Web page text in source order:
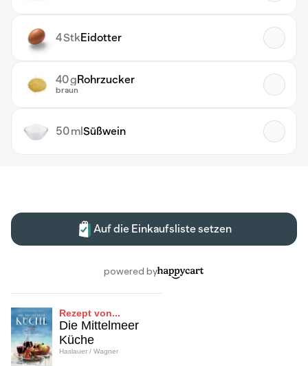
Rezept von...
Die Mittelmeer
Küche
Haslauer / Wagner